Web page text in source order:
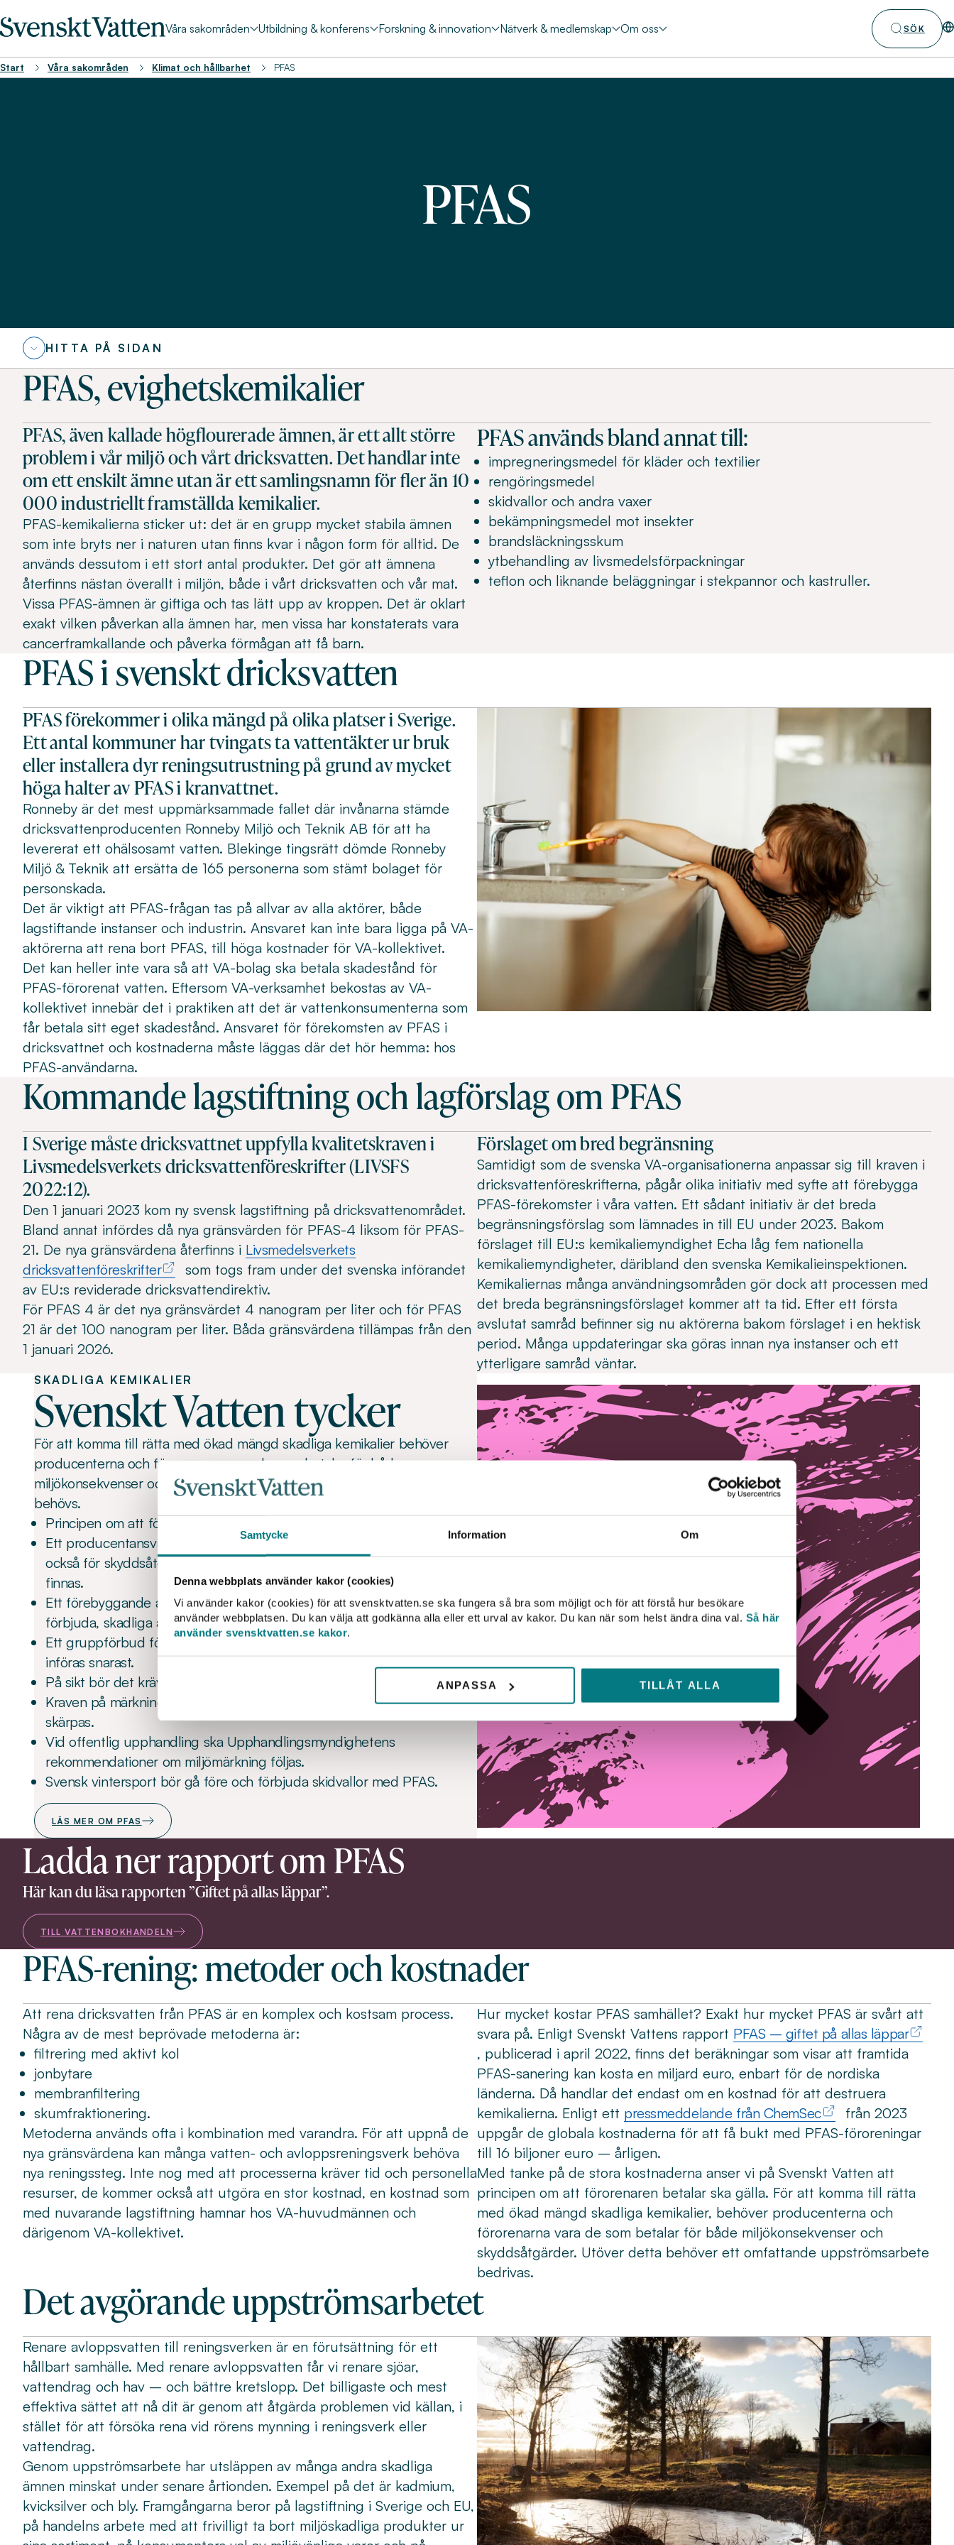
Samtycke Information Om
Denna webbplats använder kakor (cookies)
Vi använder kakor (cookies) för att svensktvatten.se ska fungera så bra som möjligt och för att förstå hur besökare
använder webbplatsen. Du kan välja att godkänna alla eller ett urval av kakor. Du kan när som helst ändra dina val. Så här
använder svensktvatten.se kakor.
ANPASSA TILLÅT ALLA
Våra sakområden Utbildning & konferens Forskning & innovation Nätverk & medlemskap Om oss SÖK
Start Våra sakområden Klimat och hållbarhet PFAS
PFAS
HITTA PÅ SIDAN
PFAS, evighetskemikalier
PFAS, även kallade högflourerade ämnen, är ett allt större
problem i vår miljö och vårt dricksvatten. Det handlar inte
om ett enskilt ämne utan är ett samlingsnamn för fler än 10
000 industriellt framställda kemikalier.
PFAS-kemikalierna sticker ut: det är en grupp mycket stabila ämnen
som inte bryts ner i naturen utan finns kvar i någon form för alltid. De
används dessutom i ett stort antal produkter. Det gör att ämnena
återfinns nästan överallt i miljön, både i vårt dricksvatten och vår mat.
Vissa PFAS-ämnen är giftiga och tas lätt upp av kroppen. Det är oklart
exakt vilken påverkan alla ämnen har, men vissa har konstaterats vara
cancerframkallande och påverka förmågan att få barn.
PFAS används bland annat till:
impregneringsmedel för kläder och textilier
rengöringsmedel
skidvallor och andra vaxer
bekämpningsmedel mot insekter
brandsläckningsskum
ytbehandling av livsmedelsförpackningar
teflon och liknande beläggningar i stekpannor och kastruller.
PFAS i svenskt dricksvatten
PFAS förekommer i olika mängd på olika platser i Sverige.
Ett antal kommuner har tvingats ta vattentäkter ur bruk
eller installera dyr reningsutrustning på grund av mycket
höga halter av PFAS i kranvattnet.
Ronneby är det mest uppmärksammade fallet där invånarna stämde
dricksvattenproducenten Ronneby Miljö och Teknik AB för att ha
levererat ett ohälsosamt vatten. Blekinge tingsrätt dömde Ronneby
Miljö & Teknik att ersätta de 165 personerna som stämt bolaget för
personskada.
Det är viktigt att PFAS-frågan tas på allvar av alla aktörer, både
lagstiftande instanser och industrin. Ansvaret kan inte bara ligga på VA-
aktörerna att rena bort PFAS, till höga kostnader för VA-kollektivet.
Det kan heller inte vara så att VA-bolag ska betala skadestånd för
PFAS-förorenat vatten. Eftersom VA-verksamhet bekostas av VA-
kollektivet innebär det i praktiken att det är vattenkonsumenterna som
får betala sitt eget skadestånd. Ansvaret för förekomsten av PFAS i
dricksvattnet och kostnaderna måste läggas där det hör hemma: hos
PFAS-användarna.
Kommande lagstiftning och lagförslag om PFAS
I Sverige måste dricksvattnet uppfylla kvalitetskraven i
Livsmedelsverkets dricksvattenföreskrifter (LIVSFS
2022:12).
Den 1 januari 2023 kom ny svensk lagstiftning på dricksvattenområdet.
Bland annat infördes då nya gränsvärden för PFAS-4 liksom för PFAS-
21. De nya gränsvärdena återfinns i Livsmedelsverkets
dricksvattenföreskrifter
som togs fram under det svenska införandet
av EU:s reviderade dricksvattendirektiv.
För PFAS 4 är det nya gränsvärdet 4 nanogram per liter och för PFAS
21 är det 100 nanogram per liter. Båda gränsvärdena tillämpas från den
1 januari 2026.
Förslaget om bred begränsning
Samtidigt som de svenska VA-organisationerna anpassar sig till kraven i
dricksvattenföreskrifterna, pågår olika initiativ med syfte att förebygga
PFAS-förekomster i våra vatten. Ett sådant initiativ är det breda
begränsningsförslag som lämnades in till EU under 2023. Bakom
förslaget till EU:s kemikaliemyndighet Echa låg fem nationella
kemikaliemyndigheter, däribland den svenska Kemikalieinspektionen.
Kemikaliernas många användningsområden gör dock att processen med
det breda begränsningsförslaget kommer att ta tid. Efter ett första
avslutat samråd befinner sig nu aktörerna bakom förslaget i en hektisk
period. Många uppdateringar ska göras innan nya instanser och ett
ytterligare samråd väntar.
SKADLIGA KEMIKALIER
Svenskt Vatten tycker
För att komma till rätta med ökad mängd skadliga kemikalier behöver
producenterna och förorenarna vara de som betalar för både
miljökonsekvenser och skyddsåtgärder. Även förebyggande arbete
behövs.
Principen om att förorenaren ska betala ska gälla.
Ett producentansvar, både för produkters miljökonsekvenser men
också för skyddsåtgärder som andra tvingas vidta och bekosta, måste
finnas.
Ett förebyggande arbete måste bedrivas för att minimera, eller
förbjuda, skadliga ämnen i kretsloppen.
Ett gruppförbud för PFAS, med mycket begränsade undantag, bör
införas snarast.
På sikt bör det krävas förhandsgodkännande av nya kemikalier.
Kraven på märkning av varor med skadliga kemikalier som PFAS bör
skärpas.
Vid offentlig upphandling ska Upphandlingsmyndighetens
rekommendationer om miljömärkning följas.
Svensk vintersport bör gå före och förbjuda skidvallor med PFAS.
LÄS MER OM PFAS
Ladda ner rapport om PFAS
Här kan du läsa rapporten ”Giftet på allas läppar”.
TILL VATTENBOKHANDELN
PFAS-rening: metoder och kostnader
Att rena dricksvatten från PFAS är en komplex och kostsam process.
Några av de mest beprövade metoderna är:
filtrering med aktivt kol
jonbytare
membranfiltering
skumfraktionering.
Metoderna används ofta i kombination med varandra. För att uppnå de
nya gränsvärdena kan många vatten- och avloppsreningsverk behöva
nya reningssteg. Inte nog med att processerna kräver tid och personella
resurser, de kommer också att utgöra en stor kostnad, en kostnad som
med nuvarande lagstiftning hamnar hos VA-huvudmännen och
därigenom VA-kollektivet.
Hur mycket kostar PFAS samhället? Exakt hur mycket PFAS är svårt att
svara på. Enligt Svenskt Vattens rapport PFAS – giftet på allas läppar
, publicerad i april 2022, finns det beräkningar som visar att framtida
PFAS-sanering kan kosta en miljard euro, enbart för de nordiska
länderna. Då handlar det endast om en kostnad för att destruera
kemikalierna. Enligt ett pressmeddelande från ChemSec
från 2023
uppgår de globala kostnaderna för att få bukt med PFAS-föroreningar
till 16 biljoner euro – årligen.
Med tanke på de stora kostnaderna anser vi på Svenskt Vatten att
principen om att förorenaren betalar ska gälla. För att komma till rätta
med ökad mängd skadliga kemikalier, behöver producenterna och
förorenarna vara de som betalar för både miljökonsekvenser och
skyddsåtgärder. Utöver detta behöver ett omfattande uppströmsarbete
bedrivas.
Det avgörande uppströmsarbetet
Renare avloppsvatten till reningsverken är en förutsättning för ett
hållbart samhälle. Med renare avloppsvatten får vi renare sjöar,
vattendrag och hav – och bättre kretslopp. Det billigaste och mest
effektiva sättet att nå dit är genom att åtgärda problemen vid källan, i
stället för att försöka rena vid rörens mynning i reningsverk eller
vattendrag.
Genom uppströmsarbete har utsläppen av många andra skadliga
ämnen minskat under senare årtionden. Exempel på det är kadmium,
kvicksilver och bly. Framgångarna beror på lagstiftning i Sverige och EU,
på handelns arbete med att frivilligt ta bort miljöskadliga produkter ur